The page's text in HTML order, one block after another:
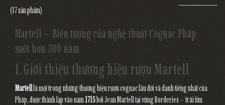
(17 sản phẩm)
Martell – Biểu tượng của nghệ thuật Cognac Pháp
suốt hơn 300 năm
1. Giới thiệu thương hiệu rượu Martell
Martelllà một trong những thương hiệu rượu cognac lâu đời và danh tiếng nhất của
Pháp, được thành lập vào năm1715bởi Jean Martell tại vùng Borderies – trái tim